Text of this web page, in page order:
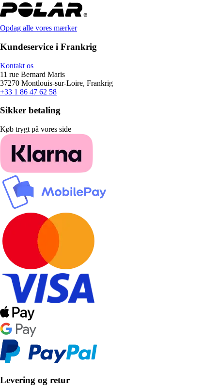
Opdag alle vores mærker
Kundeservice i Frankrig
Kontakt os
11 rue Bernard Maris
37270 Montlouis-sur-Loire, Frankrig
+33 1 86 47 62 58
Sikker betaling
Køb trygt på vores side
Levering og retur